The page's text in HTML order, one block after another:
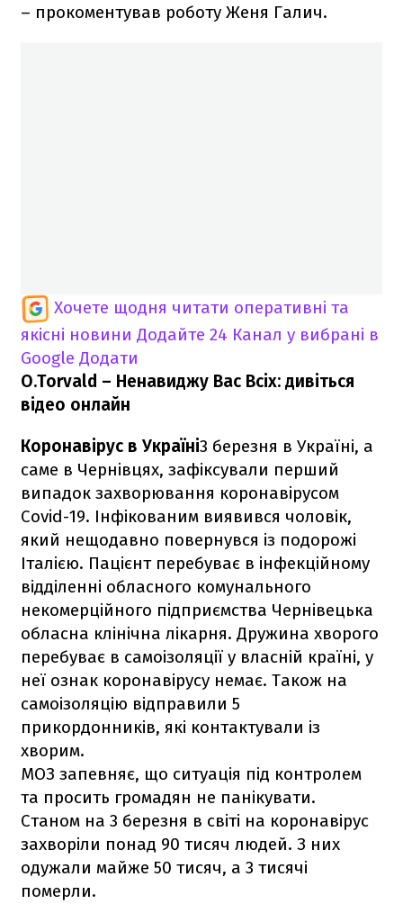
– прокоментував роботу Женя Галич.
Хочете щодня читати оперативні та
якісні новини Додайте 24 Канал у вибрані в
Google Додати
O.Torvald – Ненавиджу Вас Всіх: дивіться
відео онлайн
Коронавірус в Україні3 березня в Україні, а
саме в Чернівцях, зафіксували перший
випадок захворювання коронавірусом
Covid-19. Інфікованим виявився чоловік,
який нещодавно повернувся із подорожі
Італією. Пацієнт перебуває в інфекційному
відділенні обласного комунального
некомерційного підприємства Чернівецька
обласна клінічна лікарня. Дружина хворого
перебуває в самоізоляції у власній країні, у
неї ознак коронавірусу немає. Також на
самоізоляцію відправили 5
прикордонників, які контактували із
хворим.
МОЗ запевняє, що ситуація під контролем
та просить громадян не панікувати.
Станом на 3 березня в світі на коронавірус
захворіли понад 90 тисяч людей. З них
одужали майже 50 тисяч, а 3 тисячі
померли.